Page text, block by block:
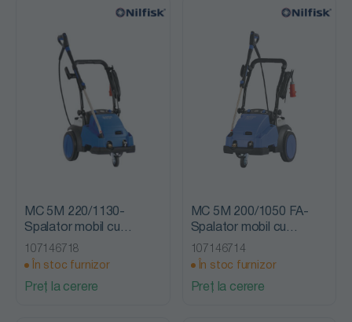
MC 5M 220/1130-
Spalator mobil cu
presiune, fara incalzire,
Nilfisk Alto
107146718
În stoc furnizor
Preț la cerere
MC 5M 200/1050 FA-
Spalator mobil cu
presiune, fara incalzire,
Nilfisk Alto
107146714
În stoc furnizor
Preț la cerere